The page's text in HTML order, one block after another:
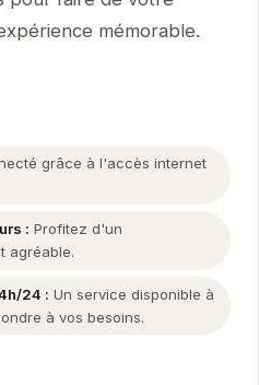
mémorable.
grâce à l'accès internet
: Profitez d'un
agréable.
24 : Un service disponible à
à vos besoins.